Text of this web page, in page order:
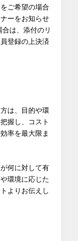
ご希望の場合
ーをお知らせ
は、添付のリ
登録の上決済
は、目的や環
握し、コスト
率を最大限ま
何に対して有
環境に応じた
よりお伝えし